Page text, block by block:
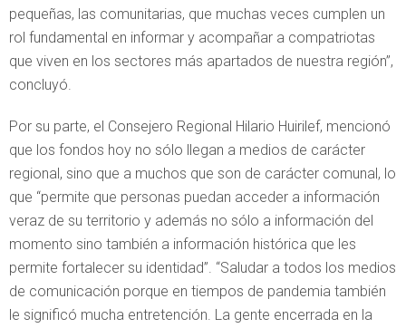
pequeñas, las comunitarias, que muchas veces cumplen un
rol fundamental en informar y acompañar a compatriotas
que viven en los sectores más apartados de nuestra región”,
concluyó.
Por su parte, el Consejero Regional Hilario Huirilef, mencionó
que los fondos hoy no sólo llegan a medios de carácter
regional, sino que a muchos que son de carácter comunal, lo
que “permite que personas puedan acceder a información
veraz de su territorio y además no sólo a información del
momento sino también a información histórica que les
permite fortalecer su identidad”. “Saludar a todos los medios
de comunicación porque en tiempos de pandemia también
le significó mucha entretención. La gente encerrada en la